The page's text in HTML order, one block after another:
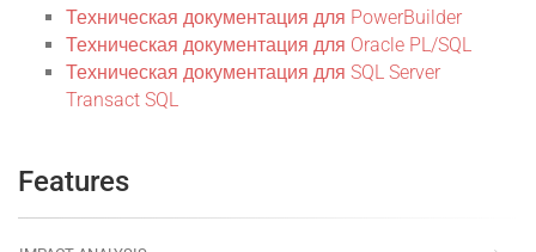
Техническая документация для PowerBuilder
Техническая документация для Oracle PL/SQL
Техническая документация для SQL Server
Transact SQL
Features